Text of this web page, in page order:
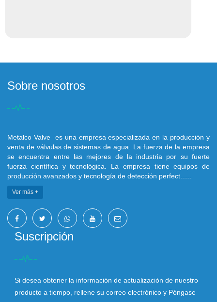
Sobre nosotros
Metalco Valve es una empresa especializada en la producción y
venta de válvulas de sistemas de agua. La fuerza de la empresa
se encuentra entre las mejores de la industria por su fuerte
fuerza científica y tecnológica. La empresa tiene equipos de
producción avanzados y tecnología de detección perfect......
Ver más +
Suscripción
Si desea obtener la información de actualización de nuestro
producto a tiempo, rellene su correo electrónico y Póngase